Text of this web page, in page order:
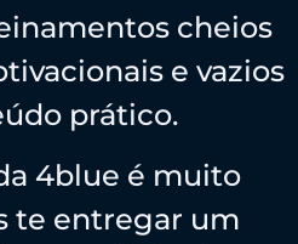
cheios
e vazios
prático.
4blue é muito
te entregar um